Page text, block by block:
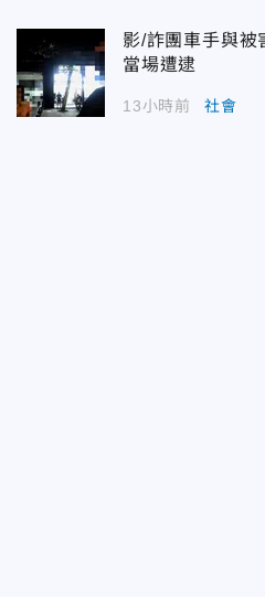
影/詐團車手與
當場遭逮
13小時前 社會